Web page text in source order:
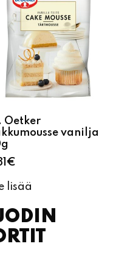
Oetker
vanilja
€
lisää